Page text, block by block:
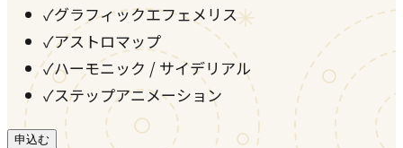
✓グラフィックエフェメリス
✓アストロマップ
✓ハーモニック / サイデリアル
✓ステップアニメーション
申込む